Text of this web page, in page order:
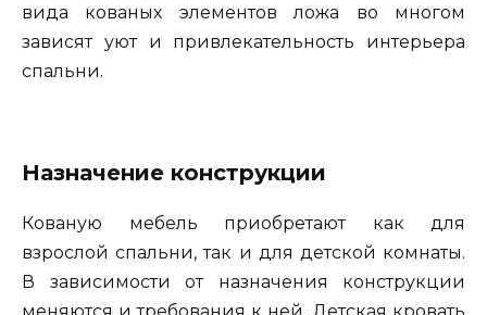
вида кованых элементов ложа во многом
зависят уют и привлекательность интерьера
спальни.
Назначение конструкции
Кованую мебель приобретают как для
взрослой спальни, так и для детской комнаты.
В зависимости от назначения конструкции